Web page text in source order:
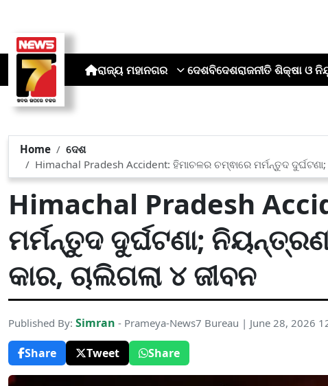
ରାଜ୍ୟ ମହାନଗର ଦେଶବିଦେଶରାଜନୀତି ଶିକ୍ଷା ଓ
Home
ଦେଶ
Himachal Pradesh Accident: ହିମାଚଳର ଚମ୍ଵାରେ ମର୍ମନ୍ତୁଦ
Himachal Pradesh
ମର୍ମନ୍ତୁଦ ଦୁର୍ଘଟଣା;
କାର, ଚାଲିଗଲା ୪ ଜୀବନ
Published By: Simran - Prameya-News7 Bureau | June 28, 2026
Share
Tweet Share